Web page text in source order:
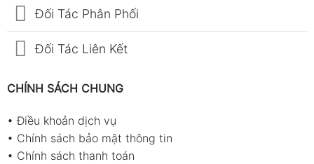
Đối Tác Phân Phối
Đối Tác Liên Kết
CHÍNH SÁCH CHUNG
•Điều khoản dịch vụ
• Chính sách bảo mật thông tin
• Chính sách thanh toán